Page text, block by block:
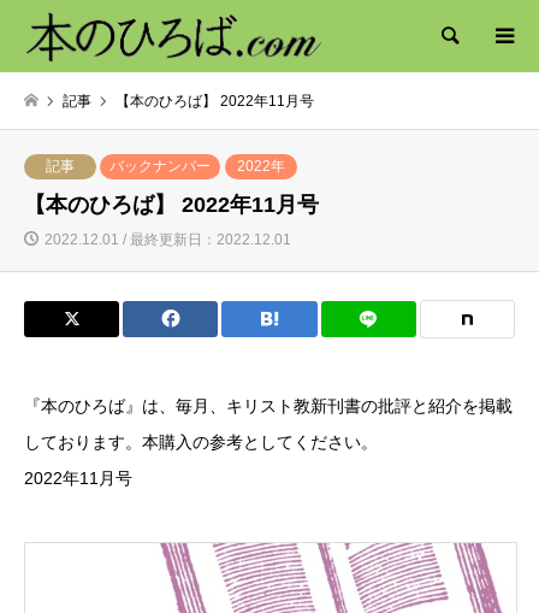
検索
記事 【本のひろば】 2022年11月号
記事 バックナンバー 2022年
【本のひろば】 2022年11月号
2022.12.01 / 最終更新日：2022.12.01
『本のひろば』は、毎月、キリスト教新刊書の批評と紹介を掲載
しております。本購入の参考としてください。
2022年11月号